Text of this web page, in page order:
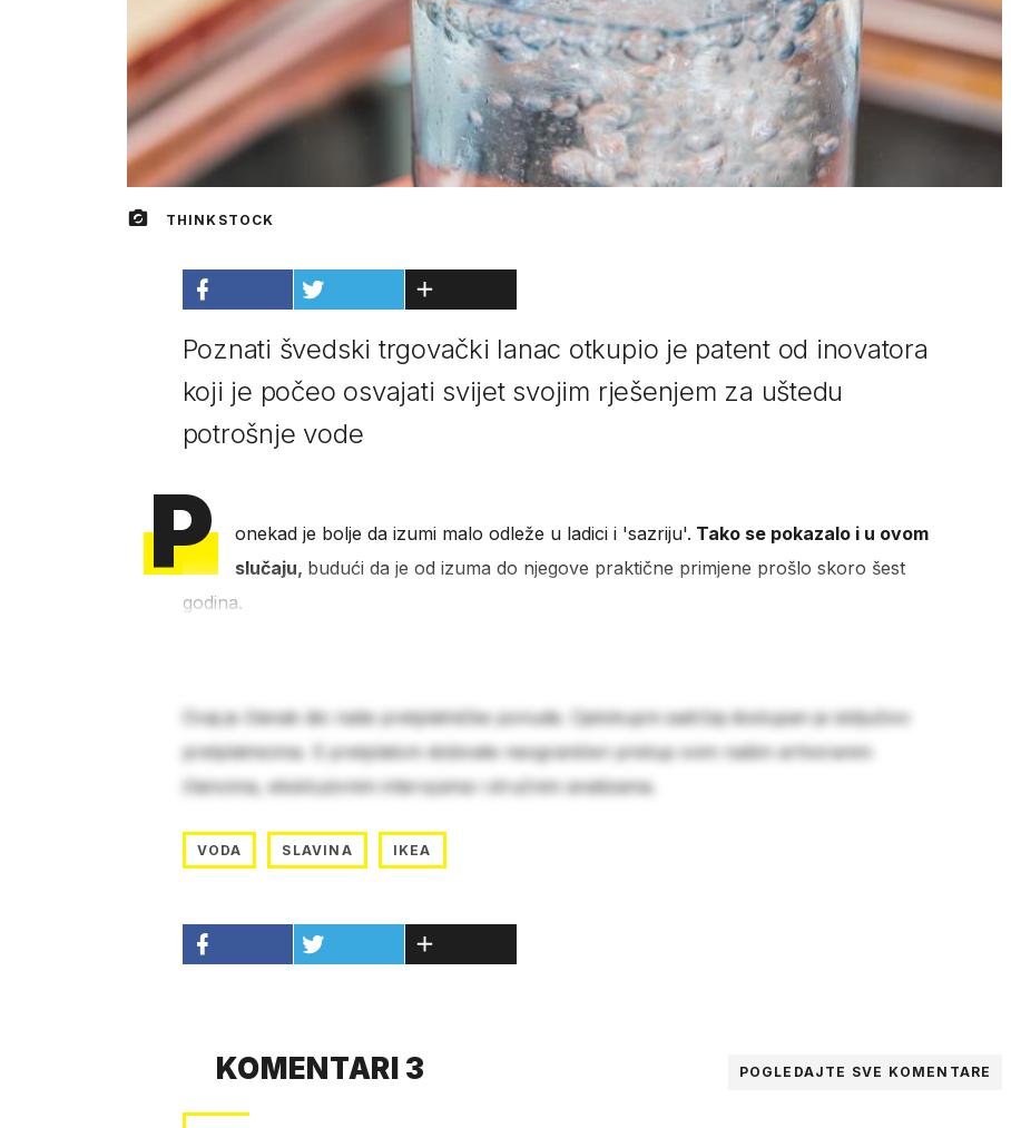
THINKSTOCK
Poznati švedski trgovački lanac otkupio je patent od inovatora
koji je počeo osvajati svijet svojim rješenjem za uštedu
potrošnje vode
P onekad je bolje da izumi malo odleže u ladici i 'sazriju'. Tako se pokazalo i u ovom
slučaju, budući da je od izuma do njegove praktične primjene prošlo skoro šest
godina.
Ovaj je članak dio naše pretplatničke ponude. Cjelokupni sadržaj dostupan je isključivo
pretplatnicima. S pretplatom dobivate neograničen pristup svim našim arhiviranim
člancima, ekskluzivnim intervjuima i stručnim analizama.
VODA SLAVINA IKEA
KOMENTARI 3 POGLEDAJTE SVE KOMENTARE